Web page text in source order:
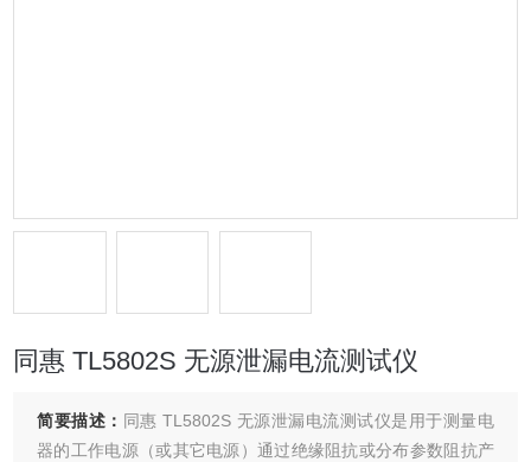
同惠 TL5802S 无源泄漏电流测试仪
简要描述： 同惠 TL5802S 无源泄漏电流测试仪是用于测量电
器的工作电源（或其它电源）通过绝缘阻抗或分布参数阻抗产